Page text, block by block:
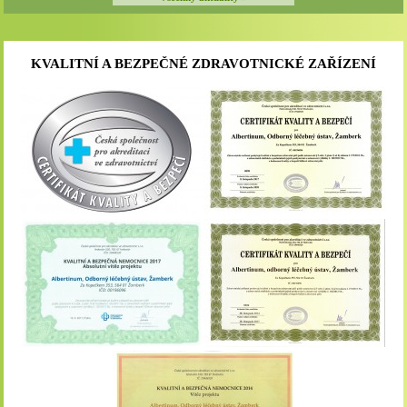
KVALITNÍ A BEZPEČNÉ ZDRAVOTNICKÉ ZAŘÍZENÍ